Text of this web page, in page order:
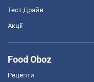
Тест Драйв
Акції
Food Oboz
Рецепти